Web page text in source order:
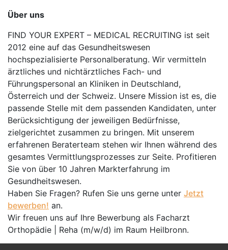
Über uns
FIND YOUR EXPERT – MEDICAL RECRUITING ist seit
2012 eine auf das Gesundheitswesen
hochspezialisierte Personalberatung. Wir vermitteln
ärztliches und nichtärztliches Fach- und
Führungspersonal an Kliniken in Deutschland,
Österreich und der Schweiz. Unsere Mission ist es, die
passende Stelle mit dem passenden Kandidaten, unter
Berücksichtigung der jeweiligen Bedürfnisse,
zielgerichtet zusammen zu bringen. Mit unserem
erfahrenen Beraterteam stehen wir Ihnen während des
gesamtes Vermittlungsprozesses zur Seite. Profitieren
Sie von über 10 Jahren Markterfahrung im
Gesundheitswesen.
Haben Sie Fragen? Rufen Sie uns gerne unter Jetzt
bewerben! an.
Wir freuen uns auf Ihre Bewerbung als Facharzt
Orthopädie | Reha (m/w/d) im Raum Heilbronn.